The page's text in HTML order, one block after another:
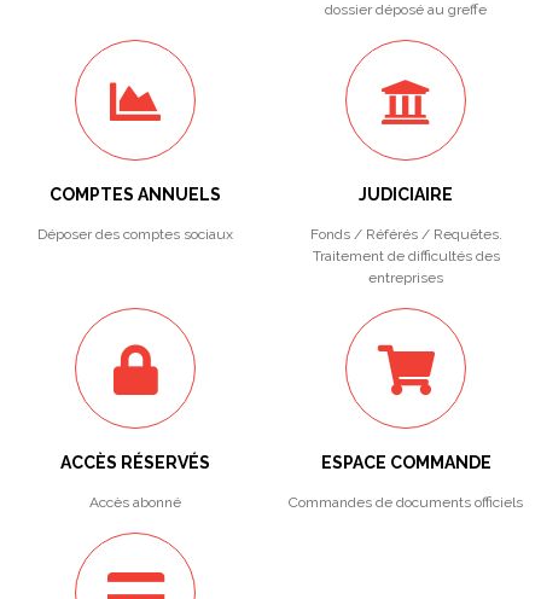
dossier déposé au greffe
COMPTES ANNUELS
Déposer des comptes sociaux
JUDICIAIRE
Fonds / Référés / Requêtes.
Traitement de difficultés des
entreprises
ACCÈS RÉSERVÉS
Accès abonné
ESPACE COMMANDE
Commandes de documents officiels